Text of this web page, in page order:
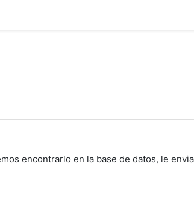
encontrarlo en la base de datos, le